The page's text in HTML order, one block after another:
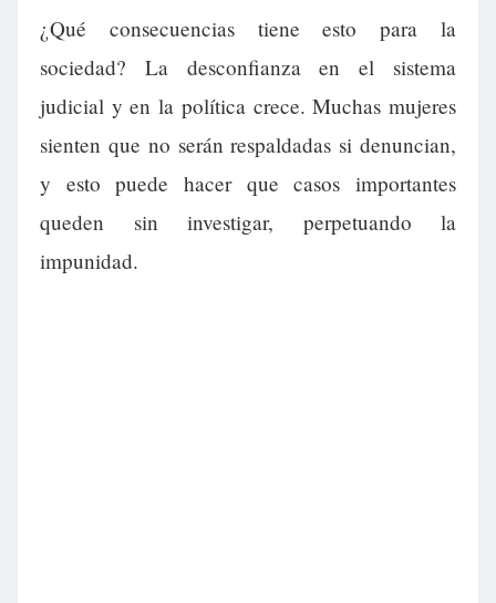
¿Qué consecuencias tiene esto para la
sociedad? La desconfianza en el sistema
judicial y en la política crece. Muchas mujeres
sienten que no serán respaldadas si denuncian,
y esto puede hacer que casos importantes
queden sin investigar, perpetuando la
impunidad.